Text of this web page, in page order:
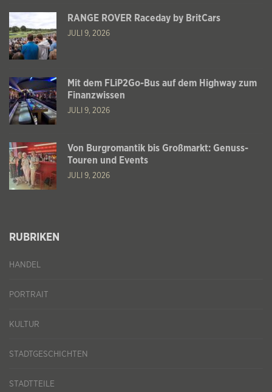
RANGE ROVER Raceday by BritCars
JULI 9, 2026
Mit dem FLiP2Go-Bus auf dem Highway zum
Finanzwissen
JULI 9, 2026
Von Burgromantik bis Großmarkt: Genuss-
Touren und Events
JULI 9, 2026
RUBRIKEN
HANDEL
PORTRAIT
KULTUR
STADTGESCHICHTEN
STADTTEILE